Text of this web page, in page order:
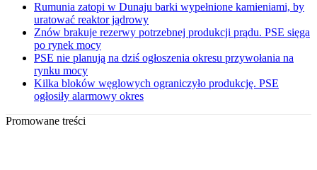
Rumunia zatopi w Dunaju barki wypełnione kamieniami, by
uratować reaktor jądrowy
Znów brakuje rezerwy potrzebnej produkcji prądu. PSE sięga
po rynek mocy
PSE nie planują na dziś ogłoszenia okresu przywołania na
rynku mocy
Kilka bloków węglowych ograniczyło produkcję. PSE
ogłosiły alarmowy okres
Promowane treści